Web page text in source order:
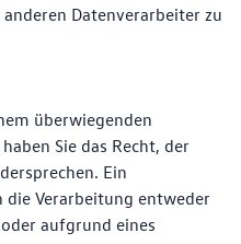
Datenverarbeiter zu
überwiegenden
Sie das Recht, der
Ein
Verarbeitung entweder
aufgrund eines